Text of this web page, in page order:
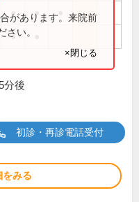
● ●
●
があります。来院前
さい。
×閉じる
分後
初診・再診電話受付
をみる